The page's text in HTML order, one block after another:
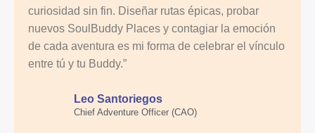
curiosidad sin fin. Diseñar rutas épicas, probar
nuevos SoulBuddy Places y contagiar la emoción
de cada aventura es mi forma de celebrar el vínculo
entre tú y tu Buddy.”
Leo Santoriegos
Chief Adventure Officer (CAO)